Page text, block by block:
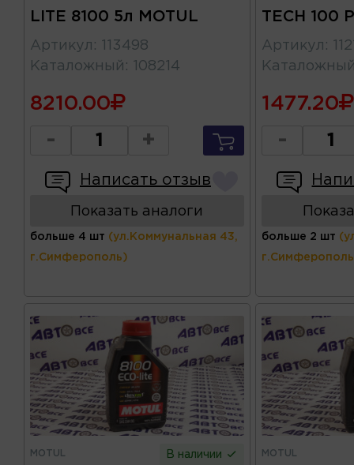
LITE 8100 5л MOTUL
Артикул :
113498
Каталожный : 108214
8210.00
- +
Написать отзыв
Показать аналоги
больше 4 шт (ул.Коммунальная 43,
г.Симферополь)
TECH 100
Артикул :
1477.20
-
больше 2 шт
MOTUL В наличии MOTUL